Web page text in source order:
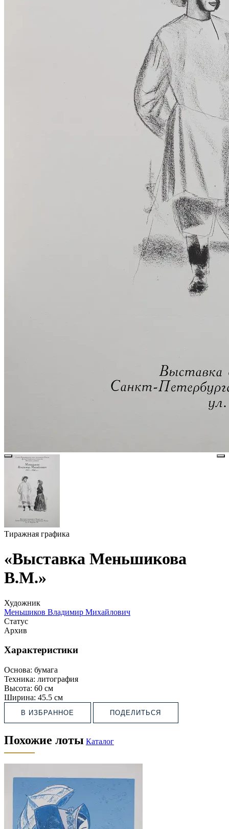
Тиражная графика
«Выставка Меньшикова
В.М.»
Художник
Меньшиков Владимир Михайлович
Статус
Архив
Характеристики
Основа: бумага
Техника: литография
Высота: 60 см
Ширина: 45.5 см
В ИЗБРАННОЕ ПОДЕЛИТЬСЯ
Похожие лоты Каталог